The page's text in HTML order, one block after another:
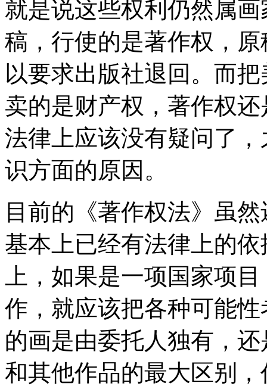
就是说这些权利仍然属
稿，行使的是著作权，
以要求出版社退回。而
卖的是财产权，著作权
法律上应该没有疑问了
识方面的原因。
目前的《著作权法》虽
基本上已经有法律上的
上，如果是一项国家项
作，就应该把各种可能
的画是由委托人独有，
和其他作品的最大区别